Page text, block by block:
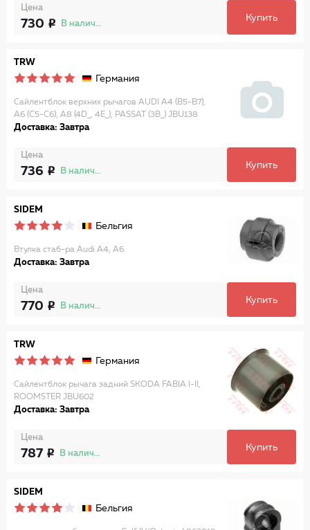
Цена
730 В наличии
Купить
TRW
Германия
Сайлентблок верхних рычагов AUDI A4 (B5-B7),
A6 (C5-C6), A8 (4D_, 4E_), PASSAT (3B_) JBU138
Доставка: Завтра
Цена
736 В наличии
Купить
SIDEM
Бельгия
Втулка стаб-ра Audi A4, A6
Доставка: Завтра
Цена
770 В наличии
Купить
TRW
Германия
Сайлентблок рычага задний SKODA FABIA I-II,
ROOMSTER JBU602
Доставка: Завтра
Цена
787 В наличии
Купить
SIDEM
Бельгия